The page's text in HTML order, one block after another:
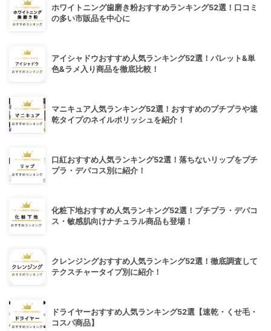
ホワイトニング歯磨き粉おすすめランキング52選！口コミ
の多い市販品を中心に
アイシャドウおすすめ人気ランキング52選！パレット&単
色&ラメ入り商品を徹底比較！
マニキュア人気ランキング52選！おすすめのプチプラや速
乾タイプのネイルポリッシュを紹介！
口紅おすすめ人気ランキング52選！落ちないリップをプチ
プラ・デパコス別に紹介！
化粧下地おすすめ人気ランキング52選！プチプラ・デパコ
ス・敏感肌向けナチュラル商品も登場！
クレンジングおすすめ人気ランキング52選！徹底調査して
テクスチャータイプ別に紹介！
ドライヤーおすすめ人気ランキング52選【速乾・くせ毛・
コスパ商品】